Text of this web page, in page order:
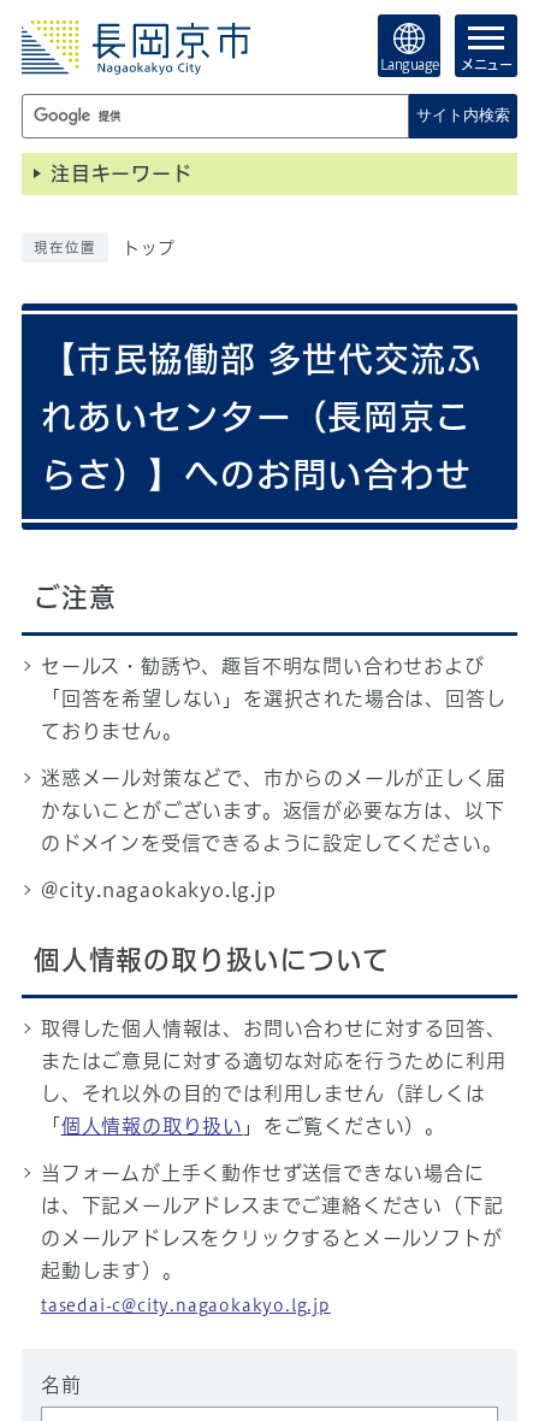
Language メニュー
サイト内検索
注目キーワード
現在位置 トップ
【市民協働部 多世代交流ふ
れあいセンター（長岡京こ
らさ）】へのお問い合わせ
ご注意
セールス・勧誘や、趣旨不明な問い合わせおよび
「回答を希望しない」を選択された場合は、回答し
ておりません。
迷惑メール対策などで、市からのメールが正しく届
かないことがございます。返信が必要な方は、以下
のドメインを受信できるように設定してください。
@city.nagaokakyo.lg.jp
個人情報の取り扱いについて
取得した個人情報は、お問い合わせに対する回答、
またはご意見に対する適切な対応を行うために利用
し、それ以外の目的では利用しません（詳しくは
「 個人情報の取り扱い 」をご覧ください）。
当フォームが上手く動作せず送信できない場合に
は、下記メールアドレスまでご連絡ください（下記
のメールアドレスをクリックするとメールソフトが
起動します）。
tasedai-c@city.nagaokakyo.lg.jp
名前